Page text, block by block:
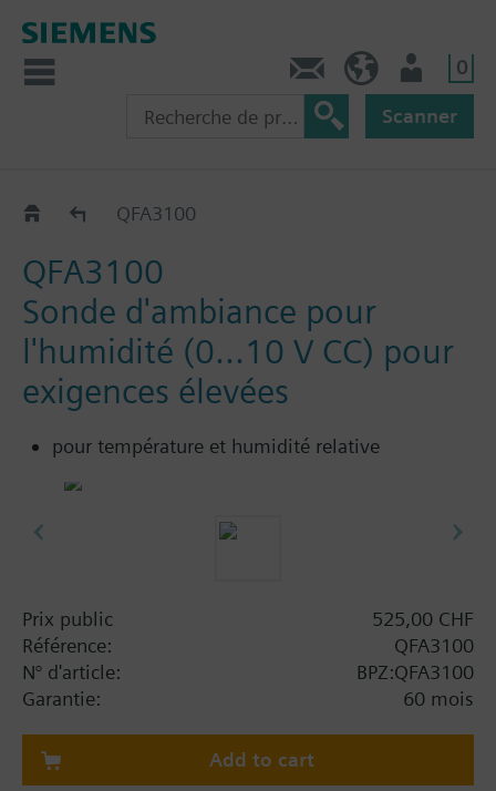
0
Scanner
QFA31..QFA3100
QFA3100
Sonde d'ambiance pour
l'humidité (0...10 V CC) pour
exigences élevées
pour température et humidité relative
Prix public
525,00 CHF
Référence:
QFA3100
N° d'article:
BPZ:QFA3100
Garantie:
60 mois
Add to cart